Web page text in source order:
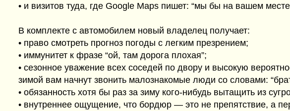
• и визитов туда, где Google Maps пишет: “мы бы на вашем
В комплекте с автомобилем новый владелец получает:
• право смотреть прогноз погоды с легким презрением;
• иммунитет к фразе “ой, там дорога плохая”;
• сезонное уважение всех соседей по двору и высокую
зимой вам начнут звонить малознакомые люди со словами:
• обязанность хотя бы раз за зиму кого-нибудь вытащить из
• внутреннее ощущение, что бордюр — это не препятствие, а